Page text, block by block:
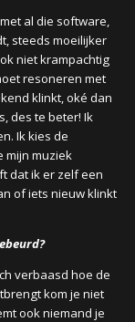
al die software,
steeds moeilijker
niet krampachtig
resoneren met
klinkt, oké dan
des te beter! Ik
Ik kies de
mijn muziek
dat ik er zelf een
of iets nieuw klinkt
verbaasd hoe de
kom je niet
ook niemand je